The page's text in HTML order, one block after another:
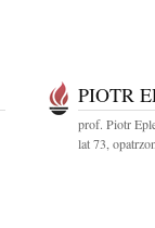
PIOTR
prof. Piotr
lat 73,